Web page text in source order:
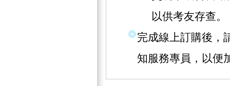
以供考友存查。
完成線上訂購後，
知服務專員，以便